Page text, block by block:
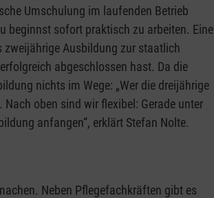
Umschulung im laufenden Betrieb
beginnst sofort praktisch zu arbeiten. Eine
zweijährige Ausbildung zur staatlich
abgeschlossen hast. Da die
nichts im Wege: „Wer die dreijährige
oben sind wir flexibel: Gerade unter
anfangen“, erklärt Stefan Nolte.
Neben Pflegefachkräften gibt es